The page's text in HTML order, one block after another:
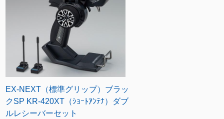
EX-NEXT（標準グリップ）ブラッ
クSP KR-420XT（ｼｮｰﾄｱﾝﾃﾅ）ダブ
ルレシーバーセット